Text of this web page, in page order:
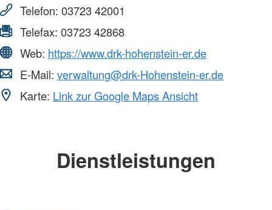
Telefon: 03723 42001
Telefax: 03723 42868
Web: https://www.drk-hohenstein-er.de
E-Mail: verwaltung@drk-Hohenstein-er.de
Karte: Link zur Google Maps Ansicht
Dienstleistungen